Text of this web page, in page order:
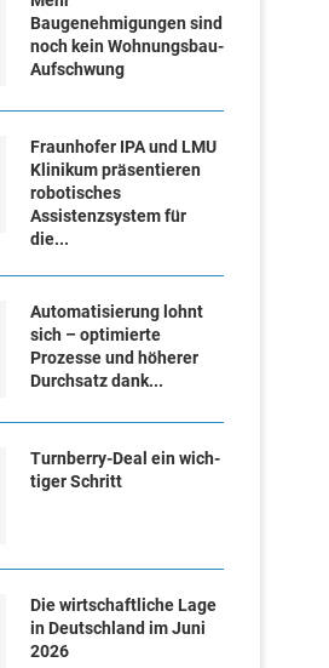
Baugenehmigungen sind
noch kein Wohnungsbau-
Aufschwung
Fraunhofer IPA und LMU
Klinikum präsentieren
robotisches
Assistenzsystem für
die...
Automatisierung lohnt
sich – optimierte
Prozesse und höherer
Durchsatz dank...
Turn­ber­ry-Deal ein wich­
ti­ger Schritt
Die wirtschaftliche Lage
in Deutschland im Juni
2026